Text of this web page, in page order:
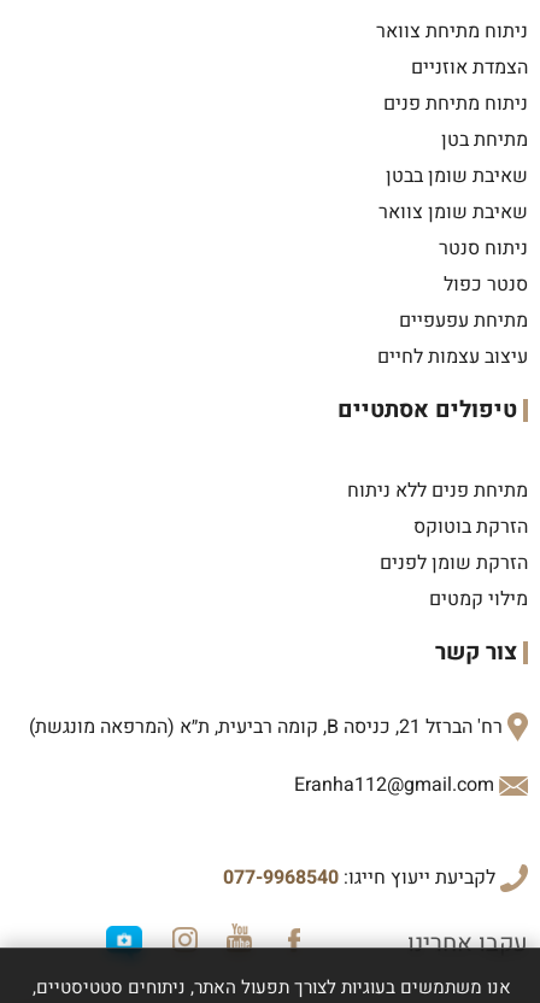
ניתוח מתיחת צוואר
הצמדת אוזניים
ניתוח מתיחת פנים
מתיחת בטן
שאיבת שומן בבטן
שאיבת שומן צוואר
ניתוח סנטר
סנטר כפול
מתיחת עפעפיים
עיצוב עצמות לחיים
טיפולים אסתטיים
מתיחת פנים ללא ניתוח
הזרקת בוטוקס
הזרקת שומן לפנים
מילוי קמטים
צור קשר
רח' הברזל 21, כניסה B, קומה רביעית, ת״א (המרפאה מונגשת)
Eranha112@gmail.com
לקביעת ייעוץ חייגו: 077-9968540
עקבו אחרינו
אנו משתמשים בעוגיות לצורך תפעול האתר, ניתוחים סטטיסטיים,